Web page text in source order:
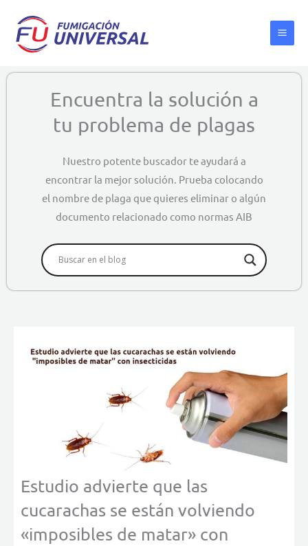
contenido
Encuentra la solución a
tu problema de plagas
Nuestro potente buscador te ayudará a
encontrar la mejor solución. Prueba colocando
el nombre de plaga que quieres eliminar o algún
documento relacionado como normas AIB
Estudio advierte que las
cucarachas se están volviendo
«imposibles de matar» con